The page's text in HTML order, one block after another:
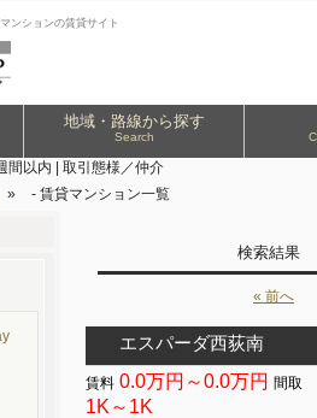
ンションの賃貸サイト
地域・路線から探す
Search
以内 | 取引態様／仲介
» - 賃貸マンション一覧
検索結
« 前へ
エスパーダ西荻南
0.0万円～0.0万円
1K～1K